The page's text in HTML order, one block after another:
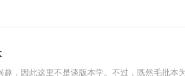
，因此这里不是谈版本学。不过，既然毛批本